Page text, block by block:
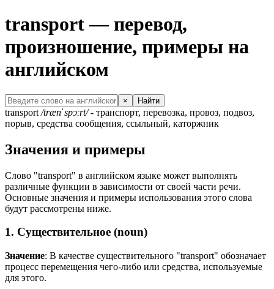
transport — перевод,
произношение, примеры на
английском
× Найти
transport /trænˈspɔːrt/- транспорт, перевозка, провоз, подвоз,
порыв, средства сообщения, ссыльный, каторжник
Значения и примеры
Слово "transport" в английском языке может выполнять
различные функции в зависимости от своей части речи.
Основные значения и примеры использования этого слова
будут рассмотрены ниже.
1. Существительное (noun)
Значение: В качестве существительного "transport" обозначает
процесс перемещения чего-либо или средства, используемые
для этого.